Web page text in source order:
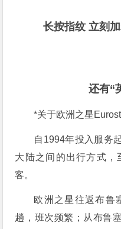
长按指纹 立刻
还有“
*关于欧洲之星
自1994年投入服务
大陆之间的出行方式，
客。
欧洲之星往返布鲁
趟，班次频繁；从布鲁